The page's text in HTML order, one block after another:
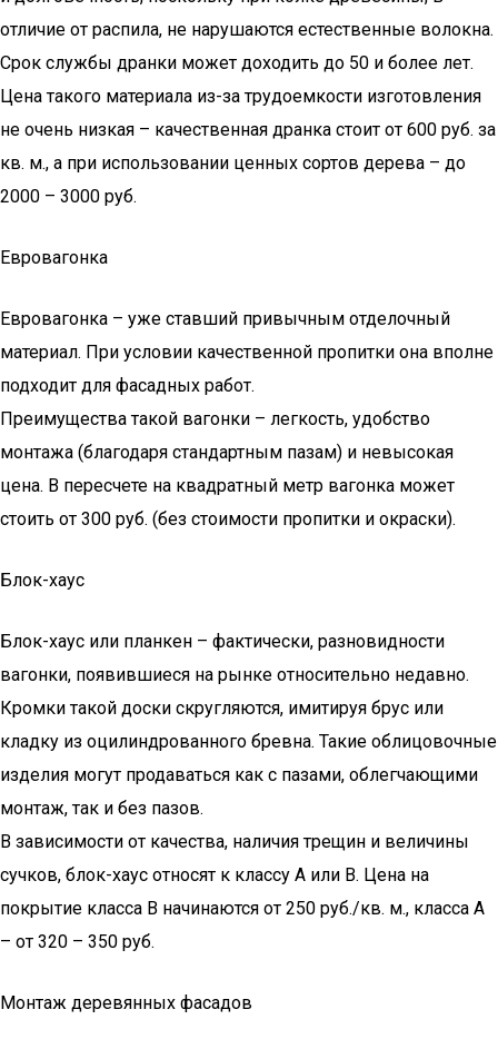
отличие от распила, не нарушаются естественные волокна.
Срок службы дранки может доходить до 50 и более лет.
Цена такого материала из-за трудоемкости изготовления
не очень низкая – качественная дранка стоит от 600 руб. за
кв. м., а при использовании ценных сортов дерева – до
2000 – 3000 руб.
Евровагонка
Евровагонка – уже ставший привычным отделочный
материал. При условии качественной пропитки она вполне
подходит для фасадных работ.
Преимущества такой вагонки – легкость, удобство
монтажа (благодаря стандартным пазам) и невысокая
цена. В пересчете на квадратный метр вагонка может
стоить от 300 руб. (без стоимости пропитки и окраски).
Блок-хаус
Блок-хаус или планкен – фактически, разновидности
вагонки, появившиеся на рынке относительно недавно.
Кромки такой доски скругляются, имитируя брус или
кладку из оцилиндрованного бревна. Такие облицовочные
изделия могут продаваться как с пазами, облегчающими
монтаж, так и без пазов.
В зависимости от качества, наличия трещин и величины
сучков, блок-хаус относят к классу А или В. Цена на
покрытие класса В начинаются от 250 руб./кв. м., класса А
– от 320 – 350 руб.
Монтаж деревянных фасадов